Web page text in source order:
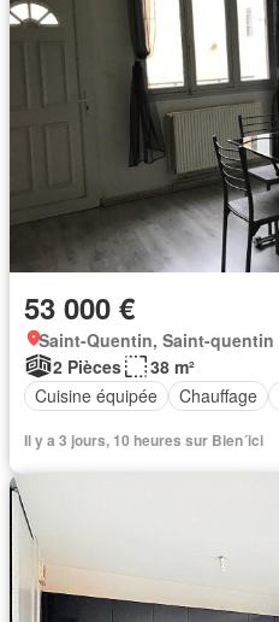
53 000 €
Saint-Quentin, Saint-quentin
2 Pièces
38 m²
Cuisine équipée
Chauffage
Il y a 3 jours, 10 heures sur Bien´ici